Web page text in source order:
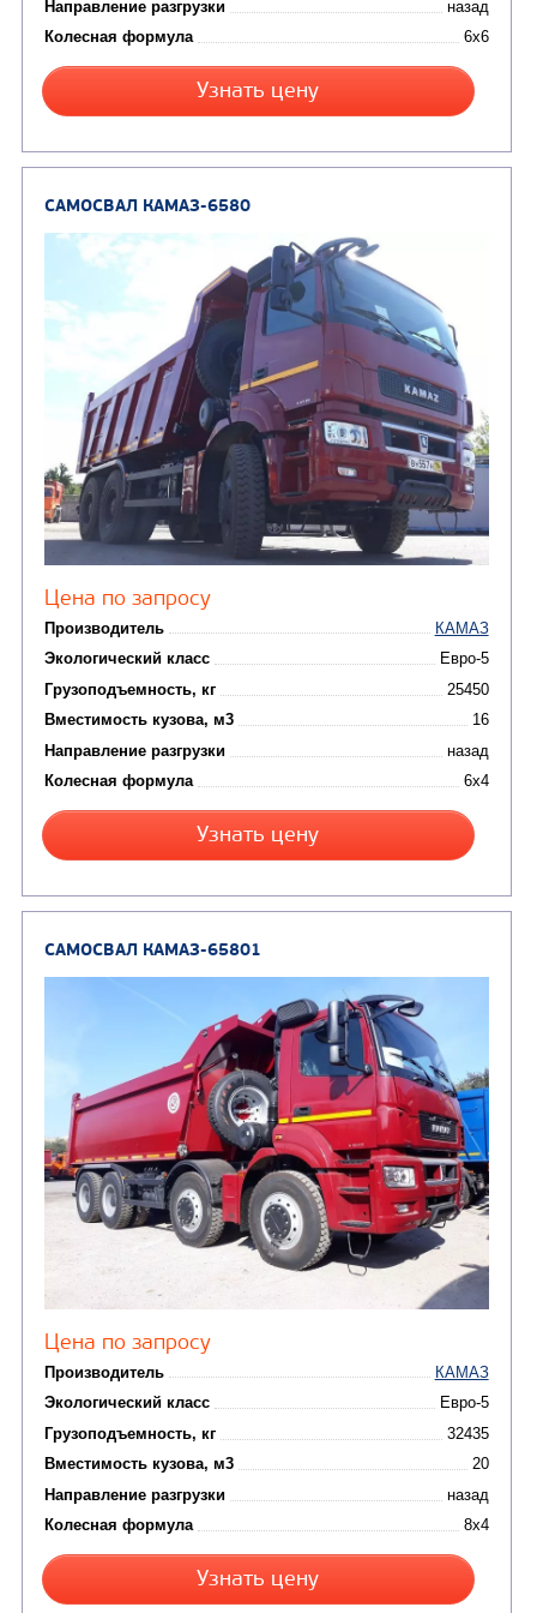
Экологический класс
Грузоподъемность, кг
Вместимость кузова, м3
Направление разгрузки
Узнать цену
САМОСВАЛ КАМАЗ-65222
Цена по запросу
Грузоподъемность, кг
Вместимость кузова, м3
Направление разгрузки
Колесная формула
Узнать цену
САМОСВАЛ КАМАЗ-6580